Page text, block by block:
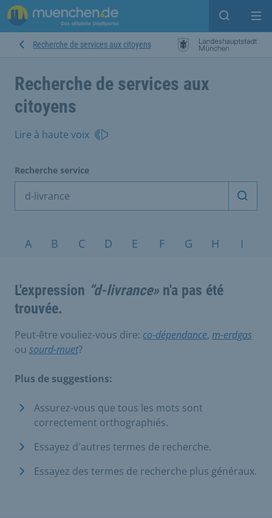
Open
Recherche de services aux citoyens
Recherche de services aux
citoyens
Lire à haute voix
Recherche service
Sujets de A à Z
A B C D E F G H I
L'expression “d-livrance» n'a pas été
trouvée.
Peut-être vouliez-vous dire: co-dépendance, m-erdgas
ou sourd-muet?
Plus de suggestions:
Assurez-vous que tous les mots sont
correctement orthographiés.
Essayez d'autres termes de recherche.
Essayez des termes de recherche plus généraux.